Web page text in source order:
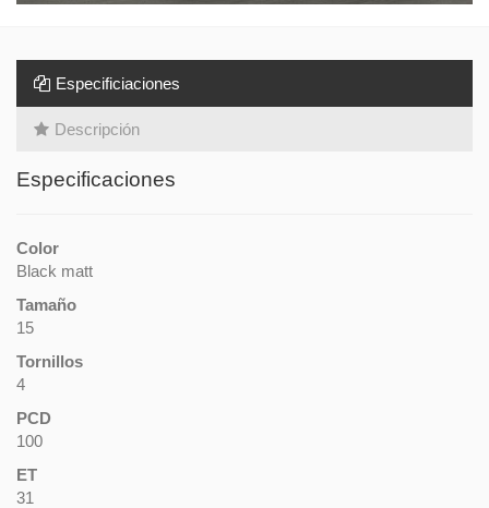
Especificiaciones
Descripción
Especificaciones
Color
Black matt
Tamaño
15
Tornillos
4
PCD
100
ET
31